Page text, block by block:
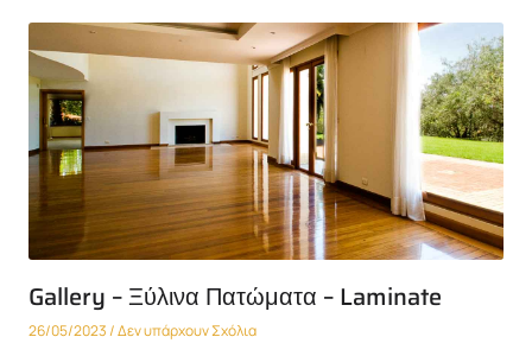
Gallery – Ξύλινα Πατώματα – Laminate
26/05/2023 Δεν υπάρχουν Σχόλια